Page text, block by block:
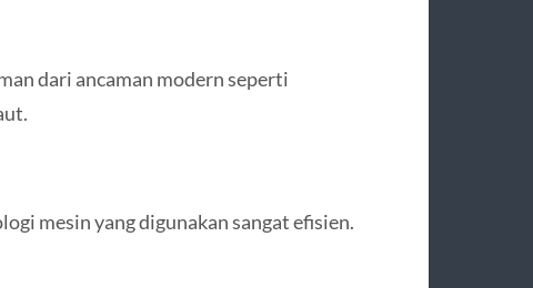
dari ancaman modern seperti
mesin yang digunakan sangat efisien.